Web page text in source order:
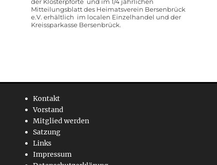
Mitteilungsblatt des Heimatsverein Bersenbrück
e.V. erhältlich im localen Einzelhandel und der
Kreissparkasse Bersenbrück.
Kontakt
Vorstand
Mitglied werden
Satzung
Links
Impressum